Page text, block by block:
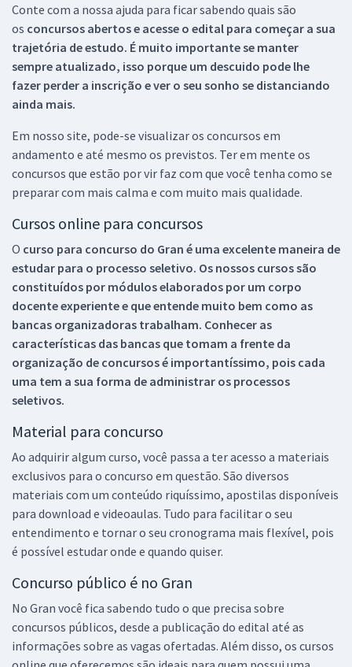
Conte com a nossa ajuda para ficar sabendo quais são
os concursos abertos e acesse o edital para começar a sua
trajetória de estudo. É muito importante se manter
sempre atualizado, isso porque um descuido pode lhe
fazer perder a inscrição e ver o seu sonho se distanciando
ainda mais.
Em nosso site, pode-se visualizar os concursos em
andamento e até mesmo os previstos. Ter em mente os
concursos que estão por vir faz com que você tenha como se
preparar com mais calma e com muito mais qualidade.
Cursos online para concursos
O curso para concurso do Gran é uma excelente maneira de
estudar para o processo seletivo. Os nossos cursos são
constituídos por módulos elaborados por um corpo
docente experiente e que entende muito bem como as
bancas organizadoras trabalham. Conhecer as
características das bancas que tomam a frente da
organização de concursos é importantíssimo, pois cada
uma tem a sua forma de administrar os processos
seletivos.
Material para concurso
Ao adquirir algum curso, você passa a ter acesso a materiais
exclusivos para o concurso em questão. São diversos
materiais com um conteúdo riquíssimo, apostilas disponíveis
para download e videoaulas. Tudo para facilitar o seu
entendimento e tornar o seu cronograma mais flexível, pois
é possível estudar onde e quando quiser.
Concurso público é no Gran
No Gran você fica sabendo tudo o que precisa sobre
concursos públicos, desde a publicação do edital até as
informações sobre as vagas ofertadas. Além disso, os cursos